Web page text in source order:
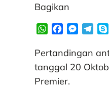
Bagikan
W
a
s
A
c
e
b
o
M
s
s
e
e
g
Pertandingan
tanggal 20
Premier.